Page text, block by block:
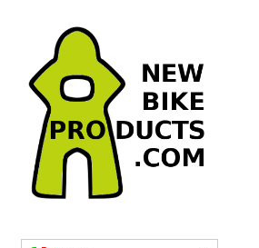
navigazione
contenuto